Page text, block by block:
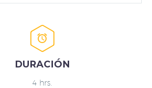


DURACIÓN
4 hrs.